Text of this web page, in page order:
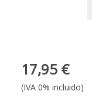
17,95 €
(IVA 0% incluido)